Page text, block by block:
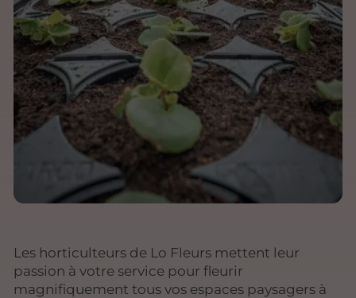
Les horticulteurs de Lo Fleurs mettent leur
passion à votre service pour fleurir
magnifiquement tous vos espaces paysagers à